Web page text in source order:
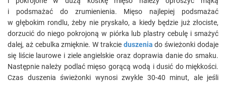
i podsmażać do zrumienienia. Mięso najlepiej podsmażać
w głębokim rondlu, żeby nie pryskało, a kiedy będzie już złociste,
dorzucić do niego pokrojoną w piórka lub plastry cebulę i smażyć
dalej, aż cebulka zmięknie. W trakcie duszenia do świeżonki dodaje
się liście laurowe i ziele angielskie oraz doprawia danie do smaku.
Następnie należy podlać mięso gorącą wodą i dusić do miękkości.
Czas duszenia świeżonki wynosi zwykle 30-40 minut, ale jeśli